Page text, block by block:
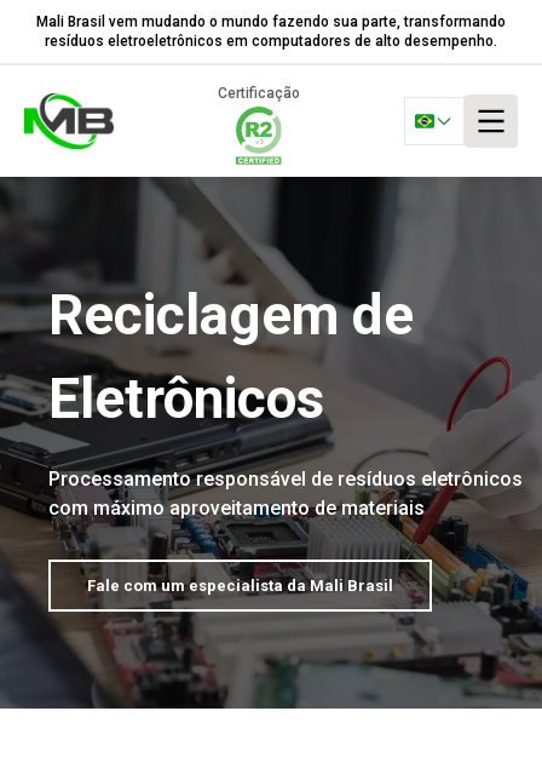
Mali Brasil vem mudando o mundo fazendo sua parte, transformando
resíduos eletroeletrônicos em computadores de alto desempenho.
Certificação
Reciclagem de
Eletrônicos
Processamento responsável de resíduos eletrônicos
com máximo aproveitamento de materiais
Fale com um especialista da Mali Brasil